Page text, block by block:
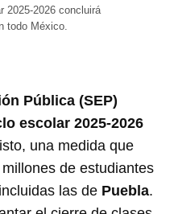
2025-2026 concluirá
todo México.
Pública (SEP)
escolar 2025-2026
una medida que
de estudiantes
las de Puebla.